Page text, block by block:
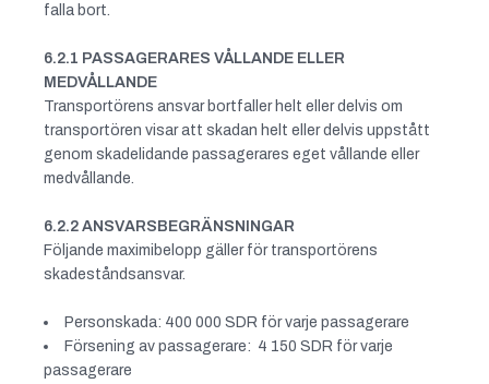
falla bort.
6.2.1 PASSAGERARES VÅLLANDE ELLER
MEDVÅLLANDE
Transportörens ansvar bortfaller helt eller delvis om
transportören visar att skadan helt eller delvis uppstått
genom skadelidande passagerares eget vållande eller
medvållande.
6.2.2 ANSVARSBEGRÄNSNINGAR
Följande maximibelopp gäller för transportörens
skadeståndsansvar.
Personskada: 400 000 SDR för varje passagerare
Försening av passagerare: 4 150 SDR för varje
passagerare